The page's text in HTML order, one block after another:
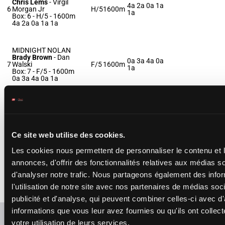
Ce site web utilise des cookies.
Les cookies nous permettent de personnaliser le contenu et
annonces, d'offrir des fonctionnalités relatives aux médias
d'analyser notre trafic. Nous partageons également des
l'utilisation de notre site avec nos partenaires de médias
publicité et d'analyse, qui peuvent combiner celles-ci avec
informations que vous leur avez fournies ou qu'ils ont
votre utilisation de leurs services.
6
Chris Lems-Virgil
Morgan Jr
Box: 6 - H/5 - 1600m
4a 2a 0a 1a 1a
H/51600m 4a 2a 0a 1a
1a
7
MIDNIGHT NOLAN
Brady Brown- Dan
Walski
Box: 7 - F/5 - 1600m
0a 3a 4a 0a 1a
F/51600m 0a 3a 4a 0a
1a
0a 1a 3a 2a 1a
MY BAR TAB
Wilbur Yoder -Wilbur
Yoder
0a 0a 4a 3a 1a
H/51600m
0a 0a 4a 3a
1a
Rafraîchir les cotes